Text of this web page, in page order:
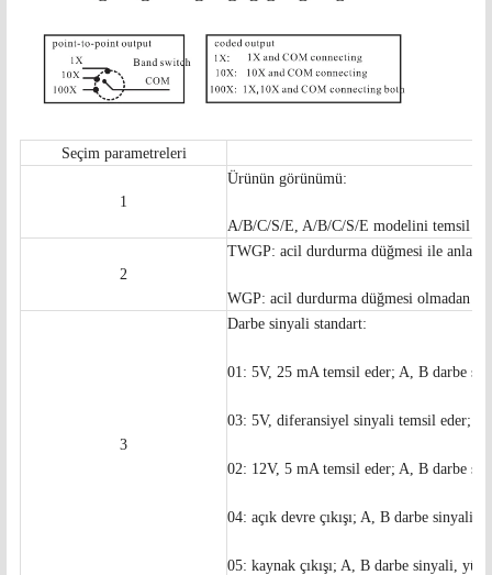
Seçim parametreleri
1
Ürünün görünümü:
A/B/C/S/E, A/B/C/S/E modelini temsil
2
TWGP: acil durdurma düğmesi ile
WGP: acil durdurma düğmesi olmadan
3
Darbe sinyali standart:
01: 5V, 25 mA temsil eder; A, B darbe
03: 5V, diferansiyel sinyali temsil eder;
02: 12V, 5 mA temsil eder; A, B darbe
04: açık devre çıkışı; A, B darbe
05: kaynak çıkışı; A, B darbe sinyali,